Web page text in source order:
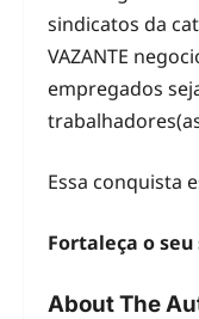
sindicatos da
VAZANTE
empregados
Essa conquista
Fortaleça o
About The